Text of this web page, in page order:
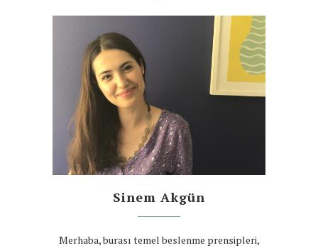
Sinem Akgün
Merhaba, burası temel beslenme prensipleri,